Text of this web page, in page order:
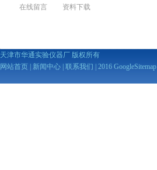
在线留言
资料下载
天津市华通实验仪器厂 版权所有
网站首页
新闻中心 联系我们 | 2016 GoogleSitemap